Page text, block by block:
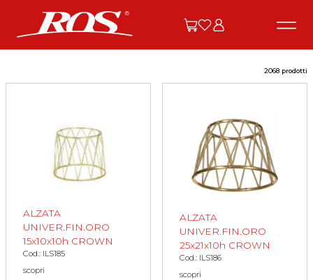
2068 prodotti
ALZATA
UNIVER.FIN.ORO
15x10x10h CROWN
Cod.: ILS185
scopri
ALZATA
UNIVER.FIN.ORO
25x21x10h CROWN
Cod.: ILS186
scopri